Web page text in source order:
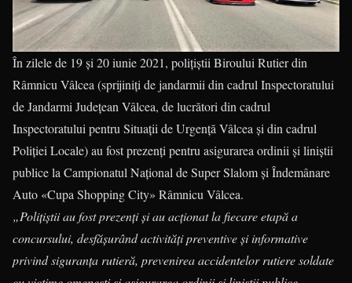
În zilele de 19 și 20 iunie 2021, polițiștii Biroului Rutier din
Râmnicu Vâlcea (sprijiniți de jandarmii din cadrul Inspectoratului
de Jandarmi Județean Vâlcea, de lucrători din cadrul
Inspectoratului pentru Situații de Urgență Vâlcea și din cadrul
Poliției Locale) au fost prezenți pentru asigurarea ordinii și liniștii
publice la Campionatul Național de Super Slalom și Îndemânare
Auto «Cupa Shopping City» Râmnicu Vâlcea.
„Polițiștii au fost prezenți și au acționat la fiecare etapă a
concursului, desfășurând activități preventive și informative
privind siguranța rutieră, prevenirea accidentelor rutiere soldate